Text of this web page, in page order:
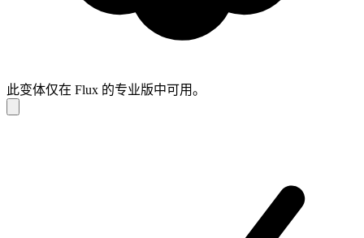
此变体仅在 Flux 的专业版中可用。